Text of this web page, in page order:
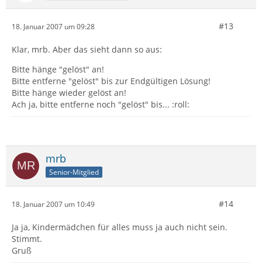
18. Januar 2007 um 09:28 #13
Klar, mrb. Aber das sieht dann so aus:
Bitte hänge "gelöst" an!
Bitte entferne "gelöst" bis zur Endgültigen Lösung!
Bitte hänge wieder gelöst an!
Ach ja, bitte entferne noch "gelöst" bis... :roll:
mrb
Senior-Mitglied
18. Januar 2007 um 10:49 #14
Ja ja, Kindermädchen für alles muss ja auch nicht sein.
Stimmt.
Gruß